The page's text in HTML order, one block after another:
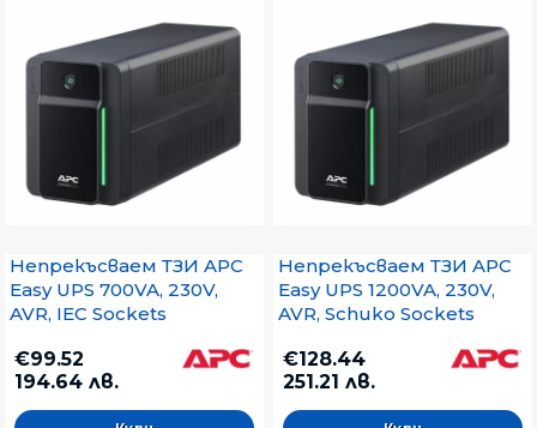
Непрекъсваем ТЗИ APC
Easy UPS 700VA, 230V,
AVR, IEC Sockets
€99.52
194.64 лв.
Непрекъсваем ТЗИ APC
Easy UPS 1200VA, 230V,
AVR, Schuko Sockets
€128.44
251.21 лв.